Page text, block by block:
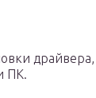
ПК.